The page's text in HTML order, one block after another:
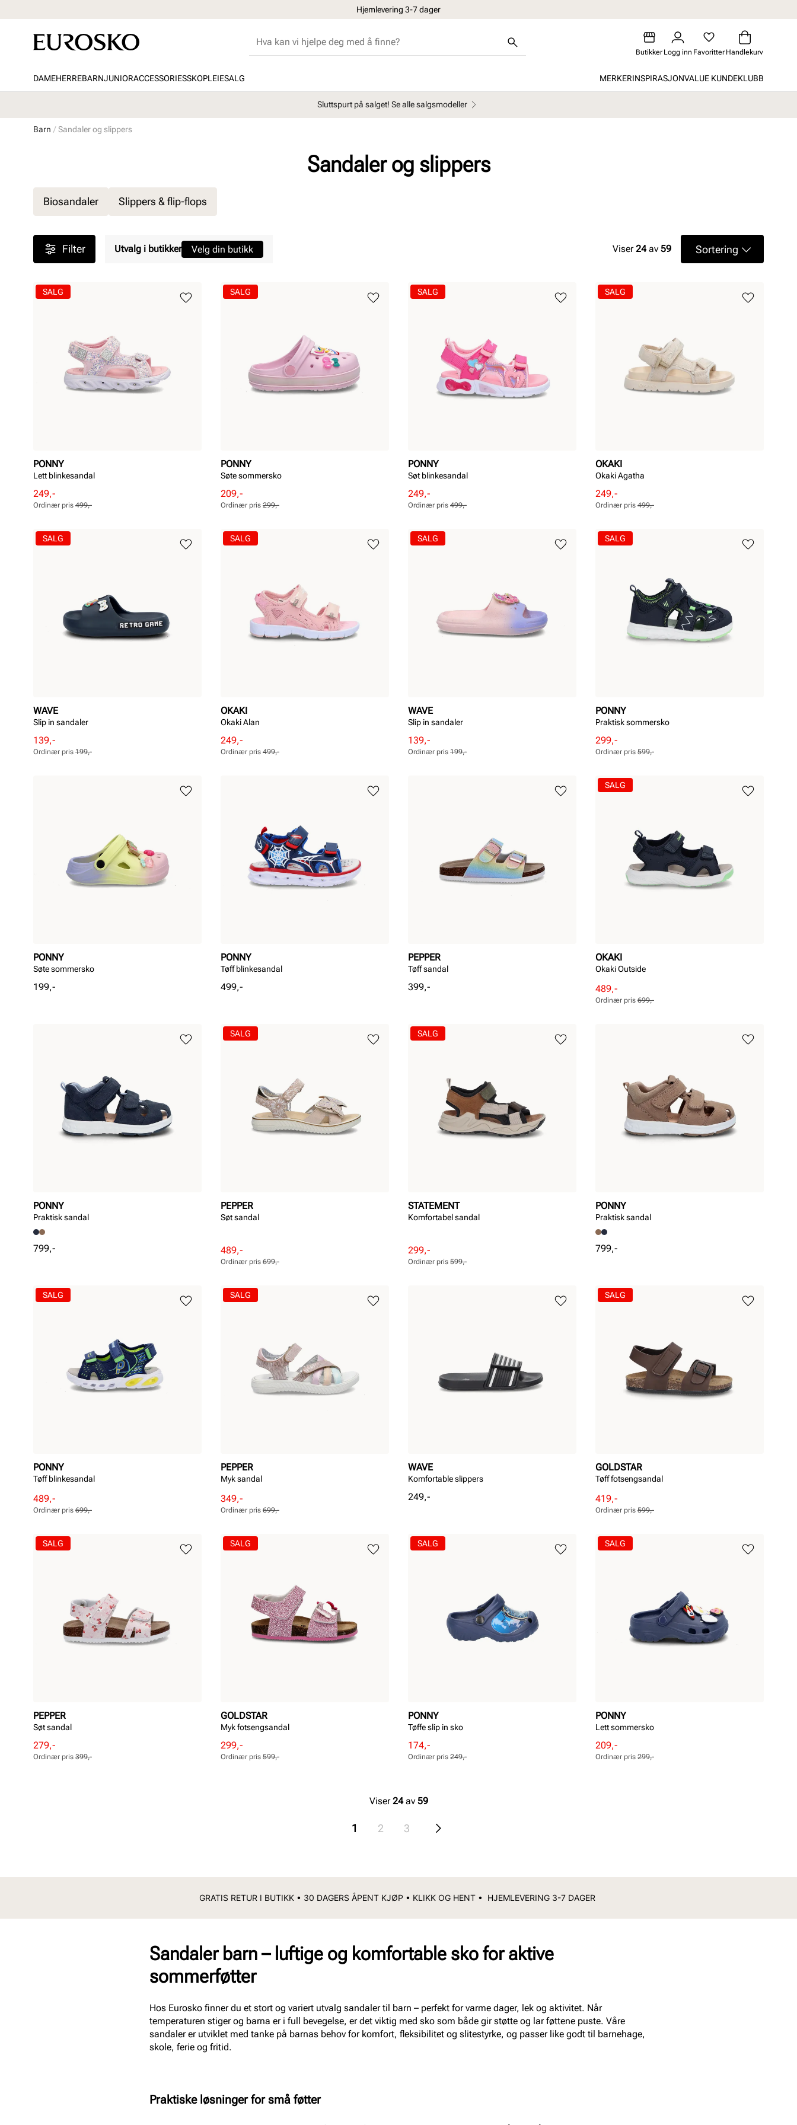
Hjemlevering 3-7 dager
Butikker Logg inn Favoritter Handlekurv
DAMEHERREBARNJUNIORACCESSORIESSKOPLEIESALG MERKERINSPIRASJONVALUE KUNDEKLUBB
Sluttspurt på salget! Se alle salgsmodeller
Barn Sandaler og slippers
Sandaler og slippers
Biosandaler Slippers & flip-flops
Filter Utvalg i butikker Velg din butikk Viser24av 59 Sortering
PONNY
Lett blinkesandal
Rabattert
pris
249,-
Ordinær
pris
Ordinær pris 499,-
SALG
PONNY
Søte sommersko
Rabattert
pris
209,-
Ordinær
pris
Ordinær pris 299,-
SALG
PONNY
Søt blinkesandal
Rabattert
pris
249,-
Ordinær
pris
Ordinær pris 499,-
SALG
OKAKI
Okaki Agatha
Rabattert
pris
249,-
Ordinær
pris
Ordinær pris 499,-
SALG
WAVE
Slip in sandaler
Rabattert
pris
139,-
Ordinær
pris
Ordinær pris 199,-
SALG
OKAKI
Okaki Alan
Rabattert
pris
249,-
Ordinær
pris
Ordinær pris 499,-
SALG
WAVE
Slip in sandaler
Rabattert
pris
139,-
Ordinær
pris
Ordinær pris 199,-
SALG
PONNY
Praktisk sommersko
Rabattert
pris
299,-
Ordinær
pris
Ordinær pris 599,-
SALG
PONNY
Søte sommersko
Pris
199,-
PONNY
Tøff blinkesandal
Pris
499,-
PEPPER
Tøff sandal
Pris
399,-
OKAKI
Okaki Outside
Rabattert
pris
489,-
Ordinær
pris
Ordinær pris 699,-
SALG
PONNY
Praktisk sandal
Pris
799,-
PEPPER
Søt sandal
Rabattert
pris
489,-
Ordinær
pris
Ordinær pris 699,-
SALG
STATEMENT
Komfortabel sandal
Rabattert
pris
299,-
Ordinær
pris
Ordinær pris 599,-
SALG
PONNY
Praktisk sandal
Pris
799,-
PONNY
Tøff blinkesandal
Rabattert
pris
489,-
Ordinær
pris
Ordinær pris 699,-
SALG
PEPPER
Myk sandal
Rabattert
pris
349,-
Ordinær
pris
Ordinær pris 699,-
SALG
WAVE
Komfortable slippers
Pris
249,-
GOLDSTAR
Tøff fotsengsandal
Rabattert
pris
419,-
Ordinær
pris
Ordinær pris 599,-
SALG
PEPPER
Søt sandal
Rabattert
pris
279,-
Ordinær
pris
Ordinær pris 399,-
SALG
GOLDSTAR
Myk fotsengsandal
Rabattert
pris
299,-
Ordinær
pris
Ordinær pris 599,-
SALG
PONNY
Tøffe slip in sko
Rabattert
pris
174,-
Ordinær
pris
Ordinær pris 249,-
SALG
PONNY
Lett sommersko
Rabattert
pris
209,-
Ordinær
pris
Ordinær pris 299,-
SALG
Viser24av 59
1 2 3
GRATIS RETUR I BUTIKK • 30 DAGERS ÅPENT KJØP • KLIKK OG HENT • HJEMLEVERING 3-7 DAGER
Sandaler barn – luftige og komfortable sko for aktive
sommerføtter
Hos Eurosko finner du et stort og variert utvalg sandaler til barn – perfekt for varme dager, lek og aktivitet. Når
temperaturen stiger og barna er i full bevegelse, er det viktig med sko som både gir støtte og lar føttene puste. Våre
sandaler er utviklet med tanke på barnas behov for komfort, fleksibilitet og slitestyrke, og passer like godt til barnehage,
skole, ferie og fritid.
Praktiske løsninger for små føtter